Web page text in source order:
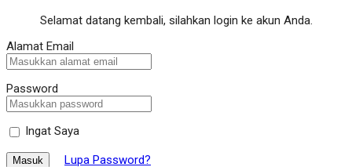
Selamat datang kembali, silahkan login ke akun Anda.
Alamat Email
Password
Ingat Saya
Masuk Lupa Password?